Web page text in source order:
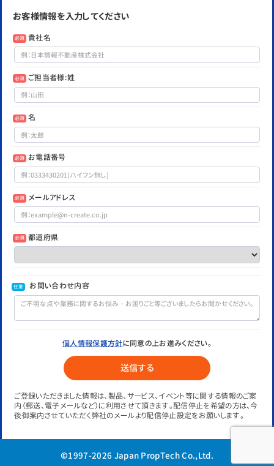
お客様情報を入力してください
必須 貴社名
必須 ご担当者様:姓
必須 名
必須 お電話番号
必須 メールアドレス
必須 都道府県
任意 お問い合わせ内容
個人情報保護方針に同意の上お進みください。
ご登録いただきました情報は、製品、サービス、イベント等に関する情報のご案
内（郵送、電子メールなど）に利用させて頂きます。配信停止を希望の方は、今
後御案内させていただく弊社のメールより配信停止設定をお願いします。
©1997-2026 Japan PropTech Co.,Ltd.